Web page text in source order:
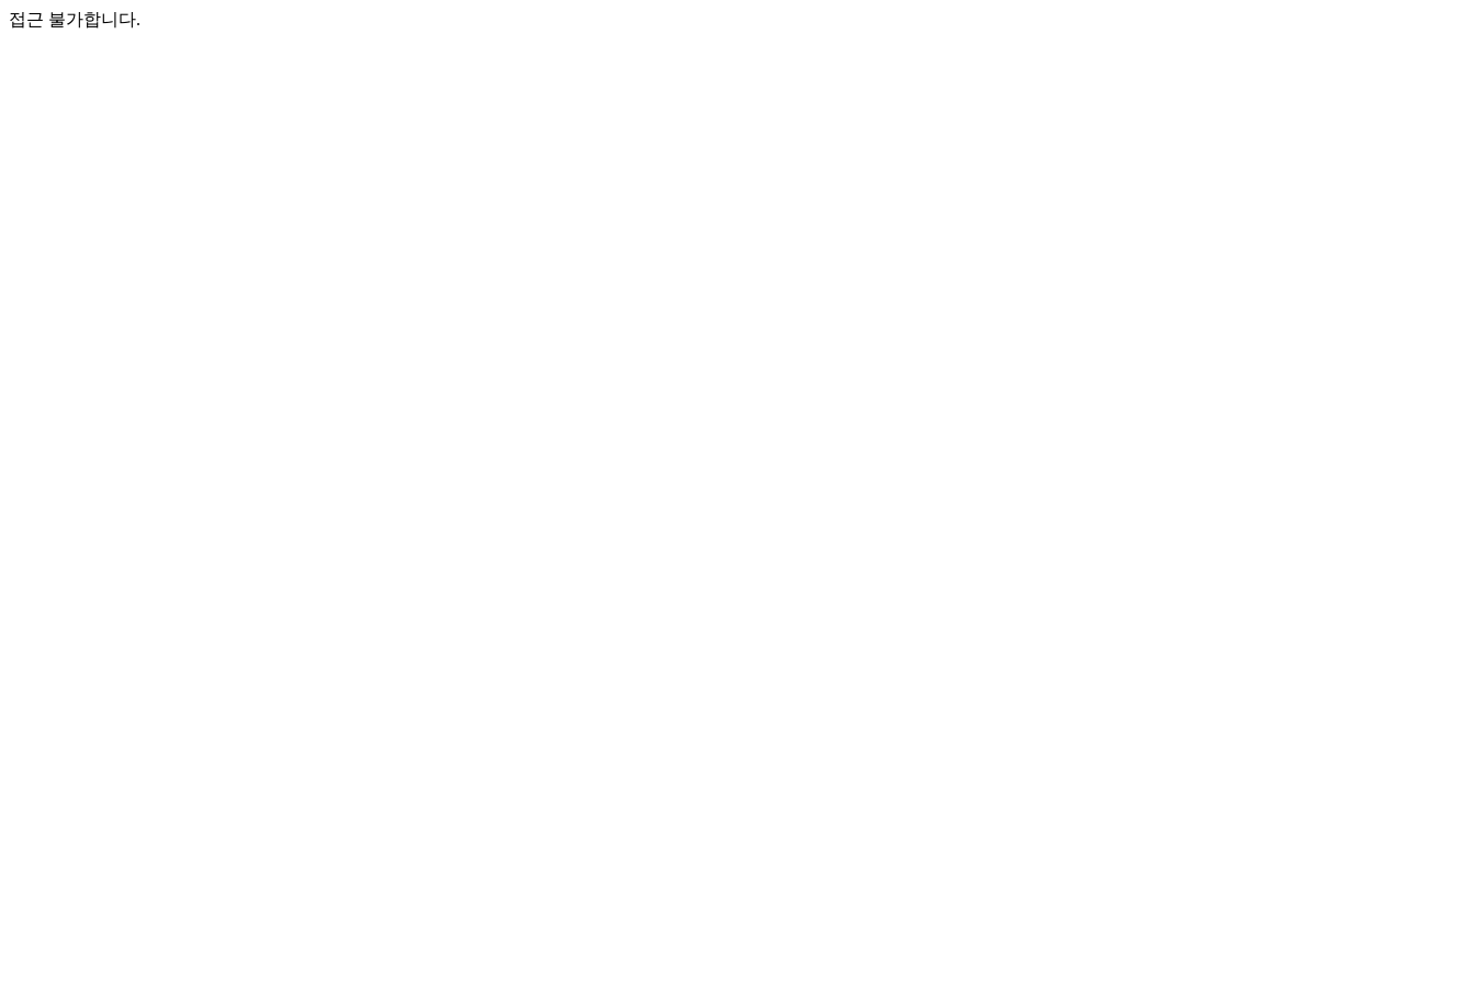
접근 불가합니다.